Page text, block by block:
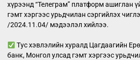
хүрээнд “Телеграм” платформ ашиглан
гэмт хэргээс урьдчилан сэргийлэх
/2024.11.04/ мэдээлэл хийлээ.
Тус хэвлэлийн хуралд Цагдаагийн
банк, Монгол улсад гэмт хэргээс